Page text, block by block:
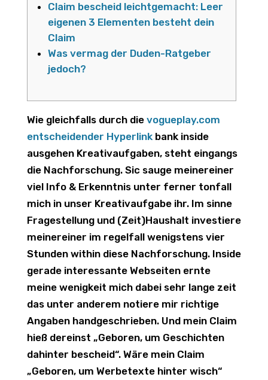
Claim bescheid leichtgemacht: Leer
eigenen 3 Elementen besteht dein
Claim
Was vermag der Duden-Ratgeber
jedoch?
Wie gleichfalls durch die vogueplay.com
entscheidender Hyperlinkbank inside
ausgehen Kreativaufgaben, steht eingangs
die Nachforschung. Sic sauge meinereiner
viel Info & Erkenntnis unter ferner tonfall
mich in unser Kreativaufgabe ihr. Im sinne
Fragestellung und (Zeit)Haushalt investiere
meinereiner im regelfall wenigstens vier
Stunden within diese Nachforschung. Inside
gerade interessante Webseiten ernte
meine wenigkeit mich dabei sehr lange zeit
das unter anderem notiere mir richtige
Angaben handgeschrieben. Und mein Claim
hieß dereinst „Geboren, um Geschichten
dahinter bescheid“. Wäre mein Claim
„Geboren, um Werbetexte hinter wisch“